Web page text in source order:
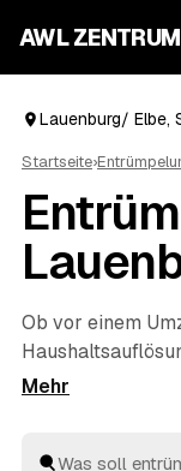
AWL ZENTRUM
Lauenburg/ Elbe,
Startseite›
Ob vor einem
mehr Hausrat an,